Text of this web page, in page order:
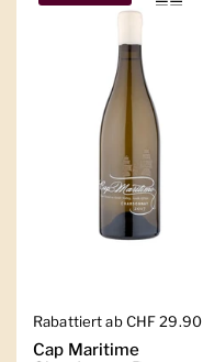
Regulärer Preis
Rabattiert ab CHF 29.90
Cap Maritime